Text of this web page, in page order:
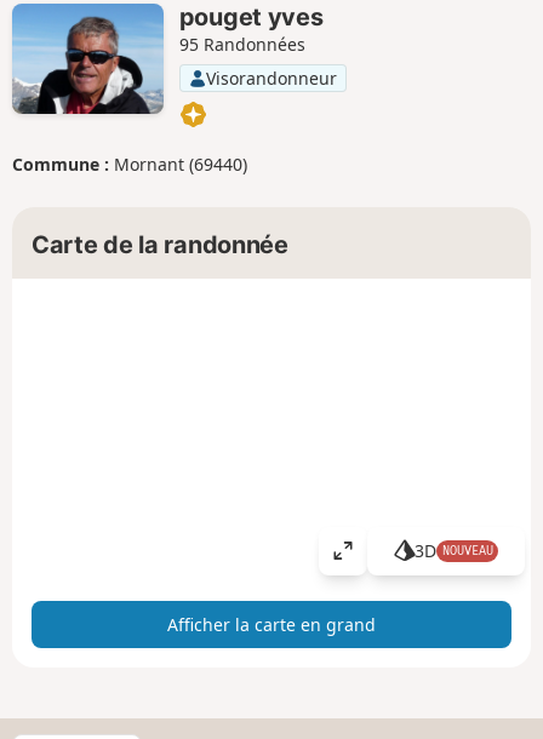
pouget yves
95 Randonnées
Visorandonneur
Commune : Mornant (69440)
Carte de la randonnée
A
c
r
3D NOUVEAU
Afficher la carte en grand